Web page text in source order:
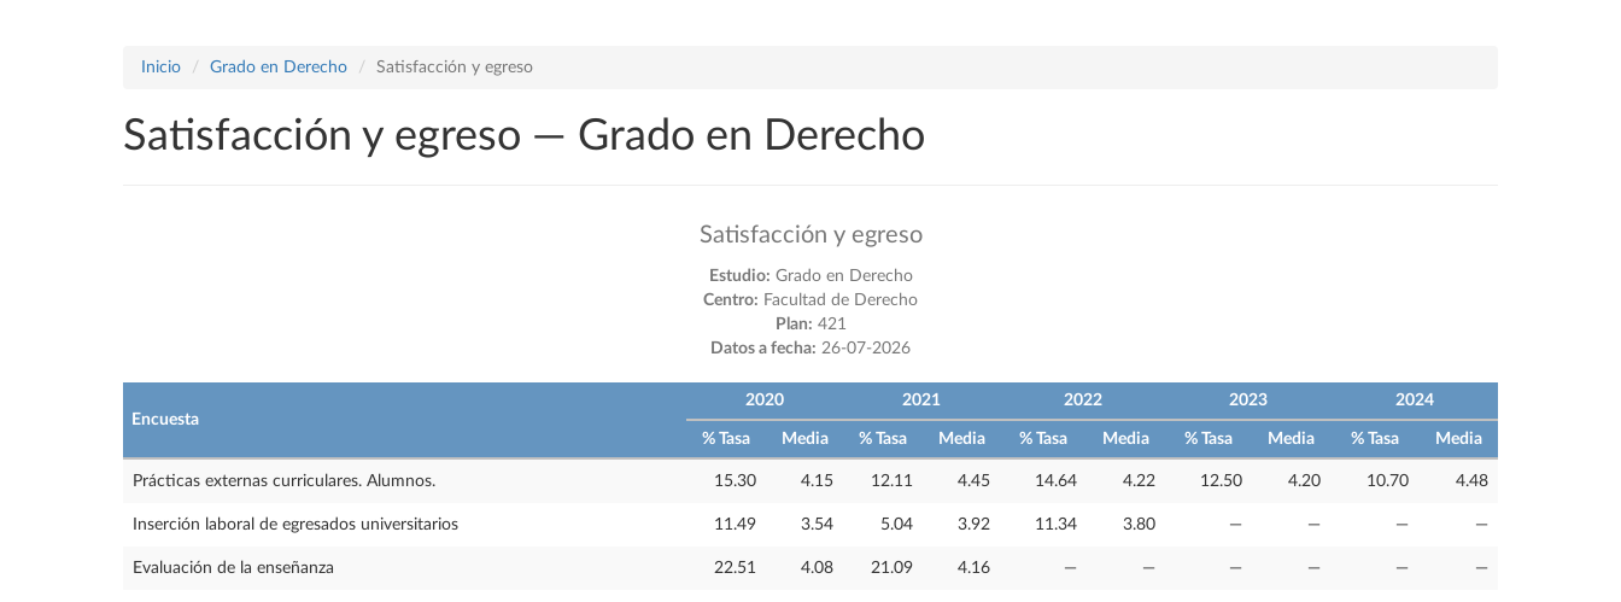
Inicio Grado en Derecho Satisfacción y egreso
Satisfacción y egreso — Grado en Derecho
Satisfacción y egreso
Estudio: Grado en Derecho
Centro: Facultad de Derecho
Plan: 421
Datos a fecha: 26-07-2026
Encuesta
2020 2021 2022 2023 2024
% Tasa Media % Tasa Media % Tasa Media % Tasa Media % Tasa Media
Prácticas externas curriculares. Alumnos. 15.30 4.15 12.11 4.45 14.64 4.22 12.50 4.20 10.70 4.48
Inserción laboral de egresados universitarios 11.49 3.54 5.04 3.92 11.34 3.80 — — — —
Evaluación de la enseñanza 22.51 4.08 21.09 4.16 — — — — — —